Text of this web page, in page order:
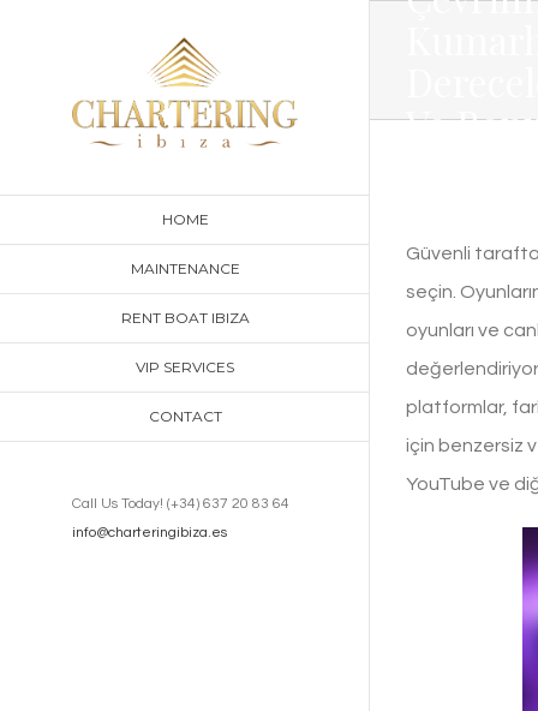
HOME
MAINTENANCE
RENT BOAT IBIZA
VIP SERVICES
CONTACT
Call Us Today! (+34) 637 20 83 64
info@charteringibiza.es
Ve
Güvenli
seçin.
oyunları ve
platformlar,
için benzersiz
YouTube ve